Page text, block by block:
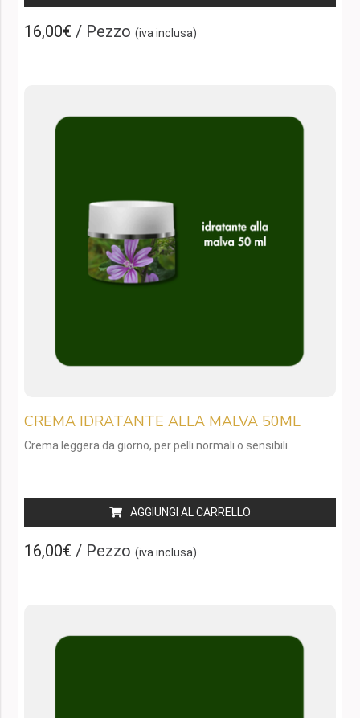
16,00€ / Pezzo (iva inclusa)
CREMA IDRATANTE ALLA MALVA 50ML
Crema leggera da giorno, per pelli normali o sensibili.
AGGIUNGI AL CARRELLO
16,00€ / Pezzo (iva inclusa)